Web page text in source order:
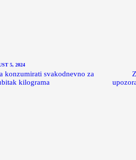
5, 2024
konzumirati svakodnevno za
kilograma